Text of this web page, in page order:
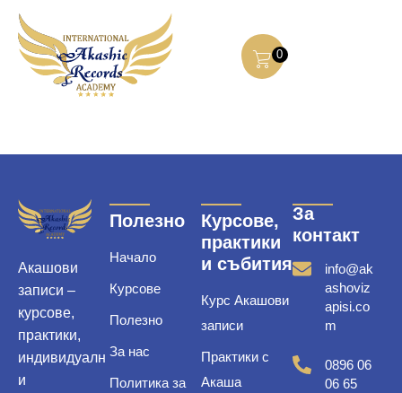
0
Акашови
записи –
курсове,
практики,
индивидуалн
и
Полезно
Начало
Курсове
Полезно
За нас
Политика за
Курсове,
практики
и събития
Курс Акашови
записи
Практики с
Акаша
За
контакт
info@ak
ashoviz
apisi.co
m
0896 06
06 65